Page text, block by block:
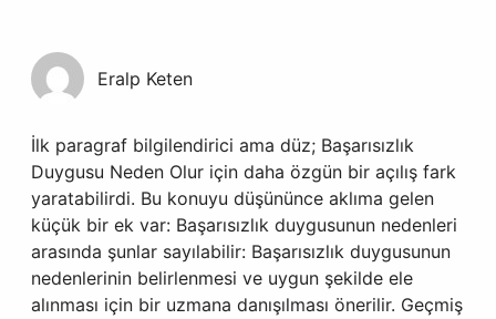
Eralp Keten
İlk paragraf bilgilendirici ama düz; Başarısızlık
Duygusu Neden Olur için daha özgün bir açılış fark
yaratabilirdi. Bu konuyu düşününce aklıma gelen
küçük bir ek var: Başarısızlık duygusunun nedenleri
arasında şunlar sayılabilir: Başarısızlık duygusunun
nedenlerinin belirlenmesi ve uygun şekilde ele
alınması için bir uzmana danışılması önerilir. Geçmiş